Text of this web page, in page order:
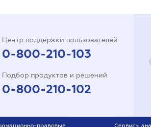
Центр поддержки пользователей
0-800-210-103
Подбор продуктов и решений
0-800-210-102